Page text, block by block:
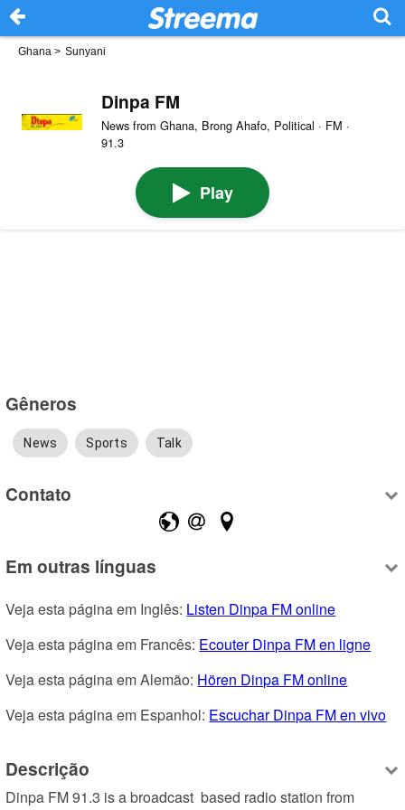
Ghana > Sunyani
Dinpa FM
News from Ghana, Brong Ahafo, Political · FM ·
91.3
Play
Gêneros
News Sports Talk
Contato
Em outras línguas
Veja esta página em Inglês: Listen Dinpa FM online
Veja esta página em Francês: Ecouter Dinpa FM en ligne
Veja esta página em Alemão: Hören Dinpa FM online
Veja esta página em Espanhol: Escuchar Dinpa FM en vivo
Descrição
Dinpa FM 91.3 is a broadcast  based radio station from